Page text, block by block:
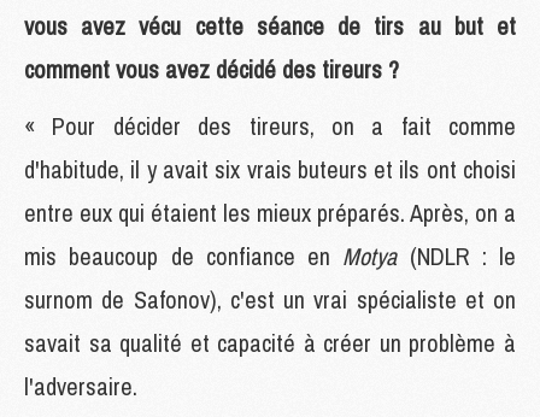
vous avez vécu cette séance de tirs au but et
comment vous avez décidé des tireurs ?
« Pour décider des tireurs, on a fait comme
d'habitude, il y avait six vrais buteurs et ils ont choisi
entre eux qui étaient les mieux préparés. Après, on a
mis beaucoup de confiance en Motya (NDLR : le
surnom de Safonov), c'est un vrai spécialiste et on
savait sa qualité et capacité à créer un problème à
l'adversaire.